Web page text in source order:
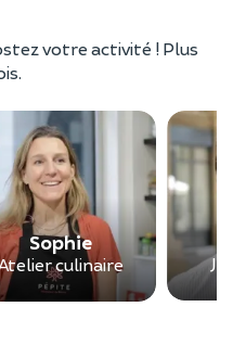
votre activité ! Plus
Sophie
culinaire